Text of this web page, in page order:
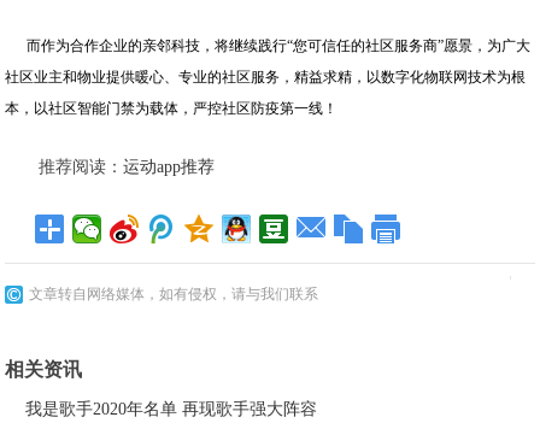
而作为合作企业的亲邻科技，将继续践行“您可信任的社区服务商”愿景，为广大
社区业主和物业提供暖心、专业的社区服务，精益求精，以数字化物联网技术为根
本，以社区智能门禁为载体，严控社区防疫第一线！
推荐阅读：运动app推荐
文章转自网络媒体，如有侵权，请与我们联系
相关资讯
我是歌手2020年名单 再现歌手强大阵容